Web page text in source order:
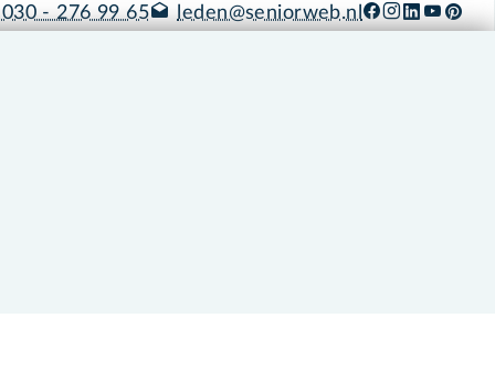
030 - 276 99 65 leden@seniorweb.nl